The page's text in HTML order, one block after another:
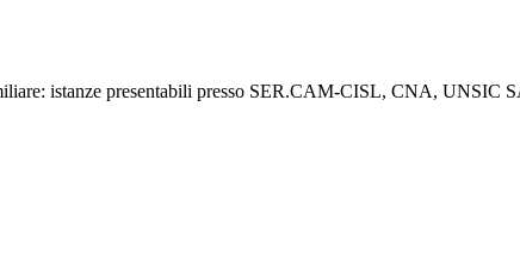
istanze presentabili presso SER.CAM-CISL, CNA, UNSIC